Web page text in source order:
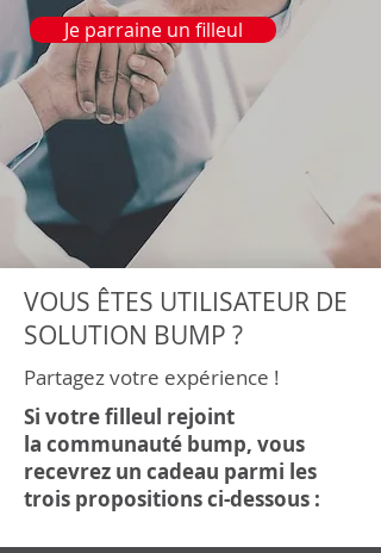
Je parraine un filleul
VOUS ÊTES UTILISATEUR DE
SOLUTION BUMP ?
Partagez votre expérience !
Si votre filleul rejoint
la communauté bump, vous
recevrez un cadeau parmi les
trois propositions ci-dessous :